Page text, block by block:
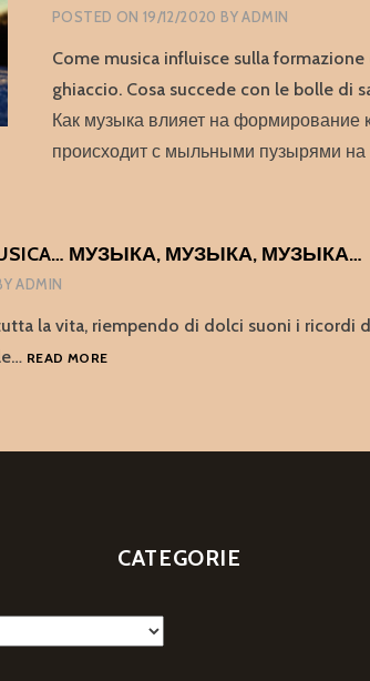
POSTED ON 19/12/2020 BYADMIN
Come musica influisce sulla
ghiaccio. Cosa succede con le bolle di
Как музыка влияет на формирование
происходит с мыльными пузырями на
МУЗЫКА, МУЗЫКА, МУЗЫКА…
ADMIN
la vita, riempendo di dolci suoni i ricordi
READ MOREMUSICA,
CATEGORIE